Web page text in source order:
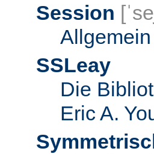
Session
SSLeay
Die
Eric A.